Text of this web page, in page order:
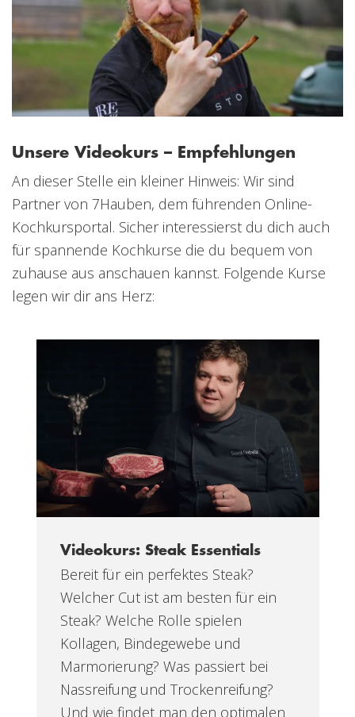
Unsere Videokurs – Empfehlungen
An dieser Stelle ein kleiner Hinweis: Wir sind
Partner von 7Hauben, dem führenden Online-
Kochkursportal. Sicher interessierst du dich auch
für spannende Kochkurse die du bequem von
zuhause aus anschauen kannst. Folgende Kurse
legen wir dir ans Herz:
Videokurs: Steak Essentials
Bereit für ein perfektes Steak?
Welcher Cut ist am besten für ein
Steak? Welche Rolle spielen
Kollagen, Bindegewebe und
Marmorierung? Was passiert bei
Nassreifung und Trockenreifung?
Und wie findet man den optimalen